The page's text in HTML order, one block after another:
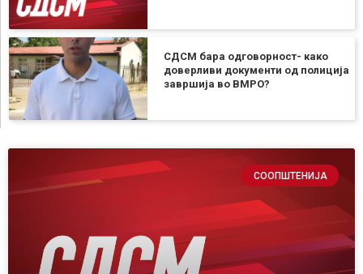
СДСМ бара одговорност- како
доверливи документи од полиција
завршија во ВМРО?
СООПШТЕНИЈА